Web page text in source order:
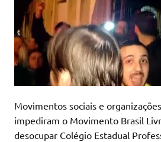
Movimentos sociais e
impediram o Movimento Brasil
desocupar Colégio Estadual